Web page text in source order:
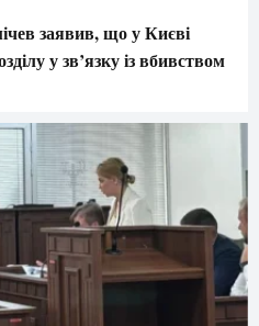
заявив, що у Києві
у зв’язку із вбивством